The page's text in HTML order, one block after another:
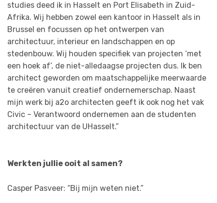
studies deed ik in Hasselt en Port Elisabeth in Zuid-
Afrika. Wij hebben zowel een kantoor in Hasselt als in
Brussel en focussen op het ontwerpen van
architectuur, interieur en landschappen en op
stedenbouw. Wij houden specifiek van projecten ‘met
een hoek af’, de niet-alledaagse projecten dus. Ik ben
architect geworden om maatschappelijke meerwaarde
te creëren vanuit creatief ondernemerschap. Naast
mijn werk bij a2o architecten geeft ik ook nog het vak
Civic – Verantwoord ondernemen aan de studenten
architectuur van de UHasselt.”
Werkten jullie ooit al samen?
Casper Pasveer: “Bij mijn weten niet.”